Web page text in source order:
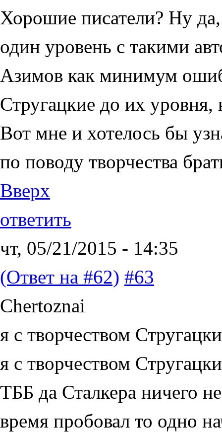
Хорошие писатели? Ну
один уровень с такими
Азимов как минимум
Стругацкие до их уровня,
Вот мне и хотелось бы
по поводу творчества
Вверх
ответить
чт, 05/21/2015 - 14:35
(Ответ на #62) #63
Chertoznai
я с творчеством
я с творчеством
ТББ да Сталкера ничего
время пробовал то одно